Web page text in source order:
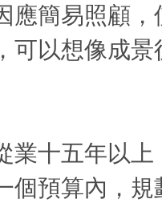
應簡易照顧
可以想像成
業十五年以
個預算內，